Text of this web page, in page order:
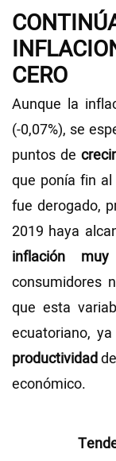
CERO
Aunque la
(-0,07%), se
puntos de
que ponía fin
fue derogado,
2019 haya
inflación
consumidores
que esta
ecuatoriano,
productividad
económico.